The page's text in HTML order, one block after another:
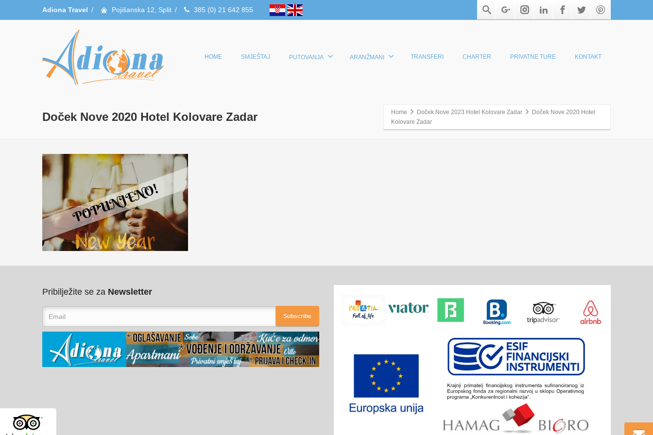
Adiona Travel / Pojišanska 12, Split / 385 (0) 21 642 855
HOME SMJEŠTAJ PUTOVANJA ARANŽMANI TRANSFERI CHARTER PRIVATNE TURE KONTAKT
Doček Nove 2020 Hotel Kolovare Zadar Home Doček Nove 2023 Hotel Kolovare Zadar
Doček Nove 2020 Hotel
Kolovare Zadar
Pribilježite se za Newsletter
Subscribe